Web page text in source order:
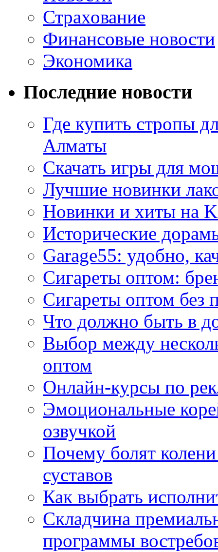
Страхование
Финансовые новости
Экономика
Последние новости
Где купить стропы
Алматы
Скачать игры для
Лучшие новинки
Новинки и хиты на
Исторические
Garage55: удобно,
Сигареты оптом:
Сигареты оптом без
Что должно быть в
Выбор между
оптом
Онлайн-курсы по
Эмоциональные
озвучкой
Почему болят
суставов
Как выбрать
Складчина
программы